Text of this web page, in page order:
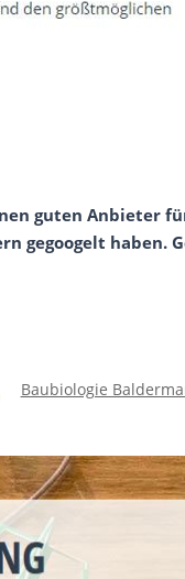
guten Anbieter
gegoogelt haben.
Baubiologie